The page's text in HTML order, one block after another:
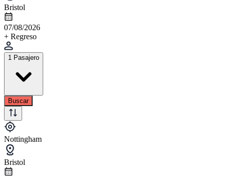
Bristol
07/08/2026
+ Regreso
1 Pasajero
Buscar
Nottingham
Bristol